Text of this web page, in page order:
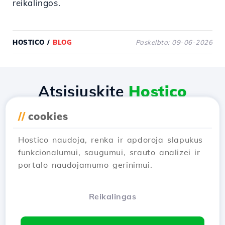
reikalingos.
HOSTICO / BLOG Paskelbta: 09-06-2026
// cookies
Hostico naudoja, renka ir apdoroja slapukus
funkcionalumui, saugumui, srauto analizei ir
portalo naudojamumo gerinimui.
Reikalingas
Atsisiųskite Hostico